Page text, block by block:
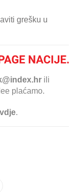
grešku u
ili
plaćamo.
.